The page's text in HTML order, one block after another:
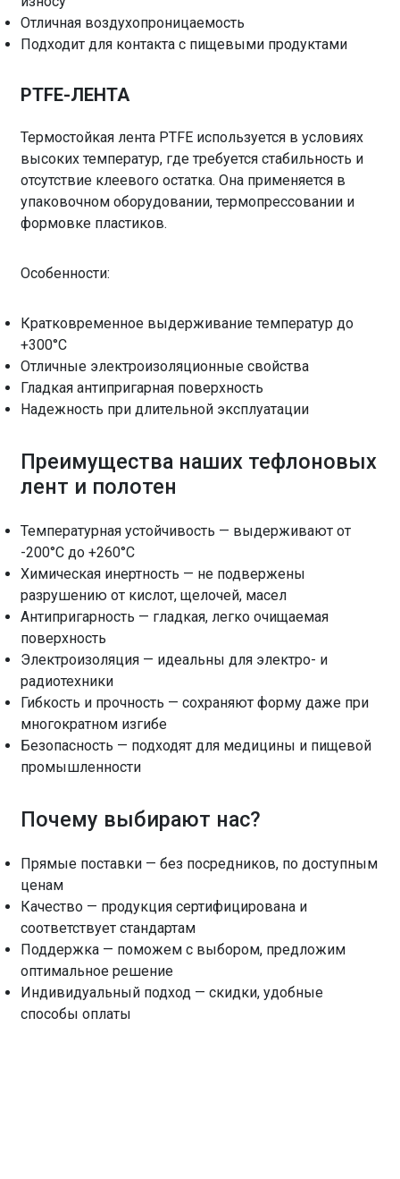
Отличная воздухопроницаемость
Подходит для контакта с пищевыми продуктами
PTFE-ЛЕНТА
Термостойкая лента PTFE используется в условиях
высоких температур, где требуется стабильность и
отсутствие клеевого остатка. Она применяется в
упаковочном оборудовании, термопрессовании и
формовке пластиков.
Особенности:
Кратковременное выдерживание температур до
+300°C
Отличные электроизоляционные свойства
Гладкая антипригарная поверхность
Надежность при длительной эксплуатации
Преимущества наших тефлоновых
лент и полотен
Температурная устойчивость — выдерживают от
-200°C до +260°C
Химическая инертность — не подвержены
разрушению от кислот, щелочей, масел
Антипригарность — гладкая, легко очищаемая
поверхность
Электроизоляция — идеальны для электро- и
радиотехники
Гибкость и прочность — сохраняют форму даже при
многократном изгибе
Безопасность — подходят для медицины и пищевой
промышленности
Почему выбирают нас?
Прямые поставки — без посредников, по доступным
ценам
Качество — продукция сертифицирована и
соответствует стандартам
Поддержка — поможем с выбором, предложим
оптимальное решение
Индивидуальный подход — скидки, удобные
способы оплаты